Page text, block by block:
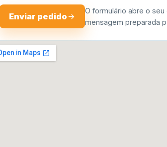
Enviar pedido
O formulário abre o
mensagem preparada